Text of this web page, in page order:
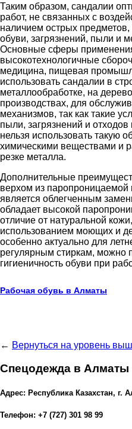
Таким образом, сандалии
работ, не связанных с
наличием острых предметов,
обуви, загрязнений, пыли и
Основные сферы
высокотехнологичные
медицина, пищевая
использовать сандалии в
металлообработке, на
производствах, для
механизмов, так как такие
пыли, загрязнений и отходов
нельзя использовать такую
химическими веществами и
резке металла.
Дополнительные
верхом из
является облегченным
обладает высокой
отличие от натуральной
использованием моющих и
особенно актуально для
регулярным стиркам, можно
гигиеничность обуви при
Рабочая обувь в Алматы
← Вернуться на уровень
Спецодежда в Алматы
Адрес: Республика Казахстан, г.
Телефон: +7 (727) 301 98 99